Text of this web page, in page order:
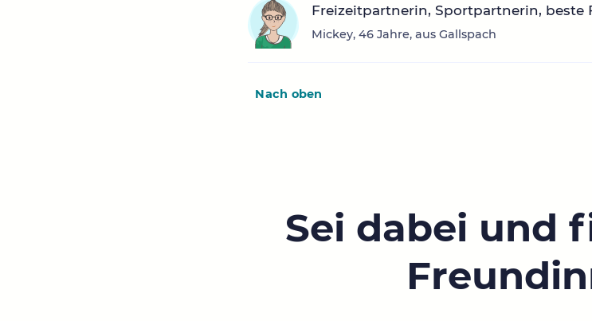
Freizeitpartnerin, Sportpartnerin, beste
Mickey, 46 Jahre, aus Gallspach
Nach oben
Sei dabei und